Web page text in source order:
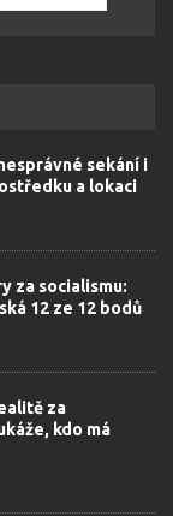
sekání i
a lokaci
za socialismu:
12 ze 12 bodů
za
kdo má